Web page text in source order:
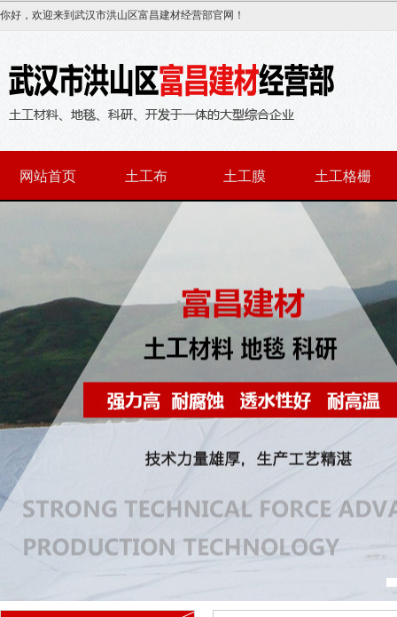
你好，欢迎来到武汉市洪山区富昌建材经营部官网！
网站首页 土工布 土工膜 土工格栅